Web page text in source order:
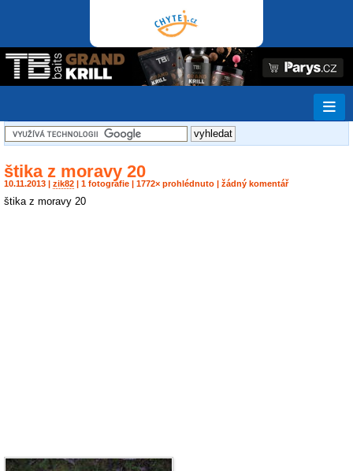
štika z moravy 20
10.11.2013 | zik82 | 1 fotografie | 1772× prohlédnuto | žádný komentář
štika z moravy 20